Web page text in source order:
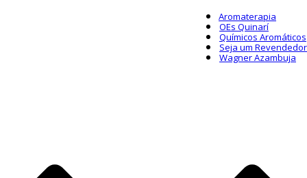
Aromaterapia
OEs Quinarí
Químicos Aromáticos
Seja um Revendedor
Wagner Azambuja